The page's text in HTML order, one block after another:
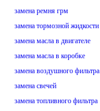
замена ремня грм
замена тормозной жидкости
замена масла в двигателе
замена масла в коробке
замена воздушного фильтра
замена свечей
замена топливного фильтра